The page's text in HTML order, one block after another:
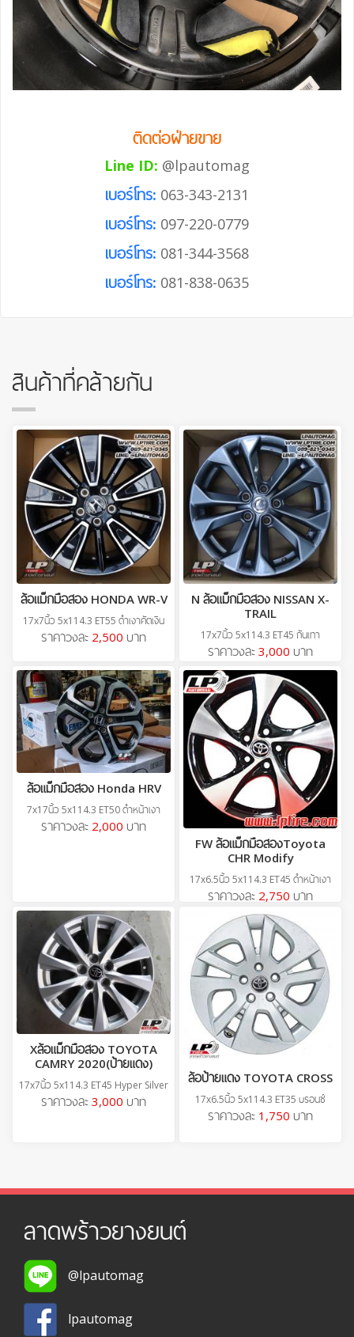
ติดต่อฝ่ายขาย
Line ID: @lpautomag
เบอร์โทร: 063-343-2131
เบอร์โทร: 097-220-0779
เบอร์โทร: 081-344-3568
เบอร์โทร: 081-838-0635
สินค้าที่คล้ายกัน
ล้อแม็กมือสอง HONDA WR-V
17x7นิ้ว 5x114.3 ET55 ดำเงาคัตเงิน
ราคาวงละ 2,500 บาท
N ล้อแม็กมือสอง NISSAN X-
TRAIL
17x7นิ้ว 5x114.3 ET45 กันเทา
ราคาวงละ 3,000 บาท
ล้อแม็กมือสอง Honda HRV
7x17นิ้ว 5x114.3 ET50 ดำหน้าเงา
ราคาวงละ 2,000 บาท
FW ล้อแม็กมือสองToyota
CHR Modify
17x6.5นิ้ว 5x114.3 ET45 ดำหน้าเงา
ราคาวงละ 2,750 บาท
Xล้อแม็กมือสอง TOYOTA
CAMRY 2020(ป้ายแดง)
17x7นิ้ว 5x114.3 ET45 Hyper Silver
ราคาวงละ 3,000 บาท
ล้อป้ายแดง TOYOTA CROSS
17x6.5นิ้ว 5x114.3 ET35 บรอนซ์
ราคาวงละ 1,750 บาท
ลาดพร้าวยางยนต์
@lpautomag
lpautomag